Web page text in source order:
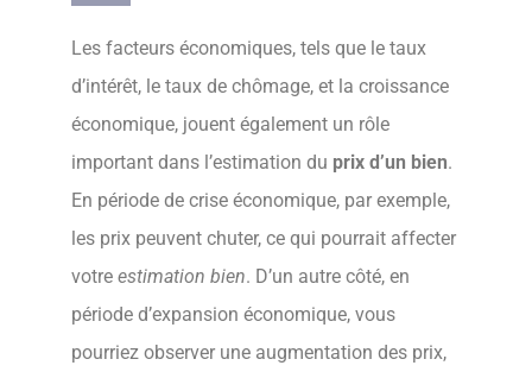
Les facteurs économiques, tels que le taux
d’intérêt, le taux de chômage, et la croissance
économique, jouent également un rôle
important dans l’estimation du prix d’un bien.
En période de crise économique, par exemple,
les prix peuvent chuter, ce qui pourrait affecter
votre estimation bien. D’un autre côté, en
période d’expansion économique, vous
pourriez observer une augmentation des prix,